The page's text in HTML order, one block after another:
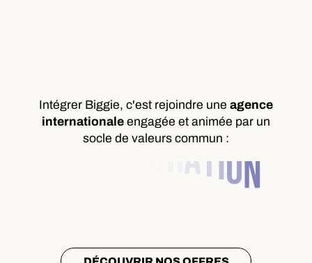
Intégrer Biggie, c'est rejoindre une agence
internationale engagée et animée par un
socle de valeurs commun :